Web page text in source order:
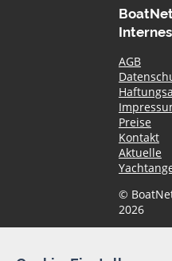
Internes
AGB
Preise
Kontakt
Aktuelle
©
2026